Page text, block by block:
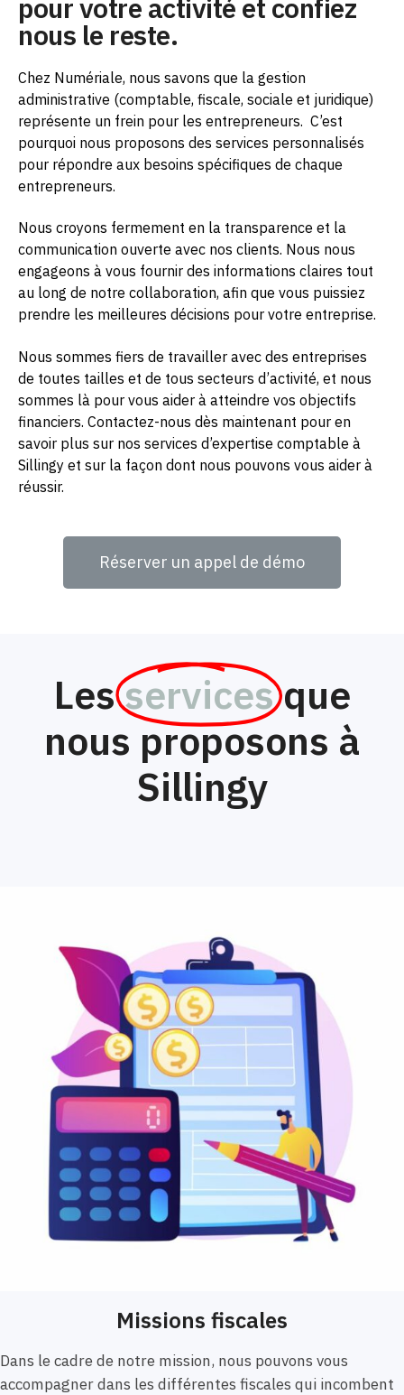
pour votre activité et confiez
nous le reste.
Chez Numériale, nous savons que la gestion
administrative (comptable, fiscale, sociale et juridique)
représente un frein pour les entrepreneurs. C’est
pourquoi nous proposons des services personnalisés
pour répondre aux besoins spécifiques de chaque
entrepreneurs.
Nous croyons fermement en la transparence et la
communication ouverte avec nos clients. Nous nous
engageons à vous fournir des informations claires tout
au long de notre collaboration, afin que vous puissiez
prendre les meilleures décisions pour votre entreprise.
Nous sommes fiers de travailler avec des entreprises
de toutes tailles et de tous secteurs d’activité, et nous
sommes là pour vous aider à atteindre vos objectifs
financiers. Contactez-nous dès maintenant pour en
savoir plus sur nos services d’expertise comptable à
Sillingy et sur la façon dont nous pouvons vous aider à
réussir.
Réserver un appel de démo
Lesservices que
nous proposons à
Sillingy
Missions fiscales
Dans le cadre de notre mission, nous pouvons vous
accompagner dans les différentes fiscales qui incombent